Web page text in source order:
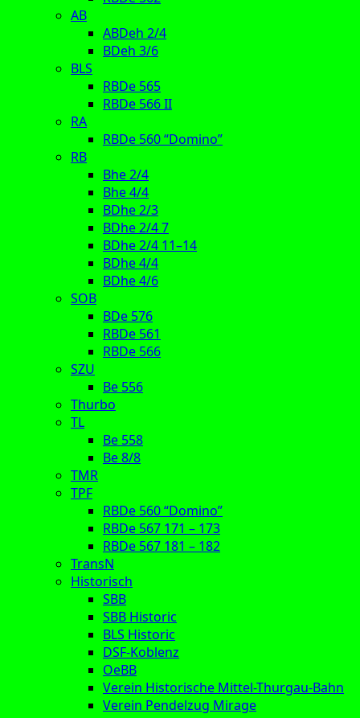
AB
ABDeh 2/4
BDeh 3/6
BLS
RBDe 565
RBDe 566 II
RA
RBDe 560 “Domino”
RB
Bhe 2/4
Bhe 4/4
BDhe 2/3
BDhe 2/4 7
BDhe 2/4 11–14
BDhe 4/4
BDhe 4/6
SOB
BDe 576
RBDe 561
RBDe 566
SZU
Be 556
Thurbo
TL
Be 558
Be 8/8
TMR
TPF
RBDe 560 “Domino”
RBDe 567 171 – 173
RBDe 567 181 – 182
TransN
Historisch
SBB
SBB Historic
BLS Historic
DSF-Koblenz
OeBB
Verein Historische Mittel-Thurgau-Bahn
Verein Pendelzug Mirage